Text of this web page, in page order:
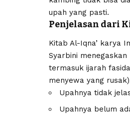
upah yang pasti.
Penjelasan dari
Kitab Al-Iqna’ karya
Syarbini
termasuk ijarah
menyewa yang
Upahnya tidak
Upahnya belum